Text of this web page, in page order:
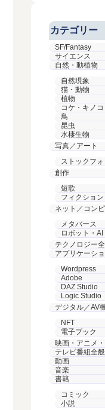
カテゴリー
SF/Fantasy
サイエンス
自然・動植物
自然現象
猫・動物
植物
コケ・キノコ
鳥
昆虫
水棲生物
写真／アート
ストックフォ
創作
短歌
フィクション
ネット／コン
メタバース
ロボット・AI
テクノロジー
アプリケーシ
Wordpress
Adobe
DAZ Studio
Logic Studio
デジタル／AV
NFT
電子ブック
映画・アニメ
テレビ番組全般
動画
音楽
書籍
コミック
小説